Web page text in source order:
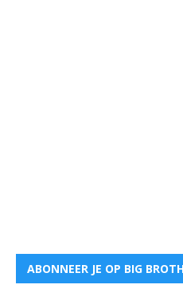
ABONNEER JE OP BIG